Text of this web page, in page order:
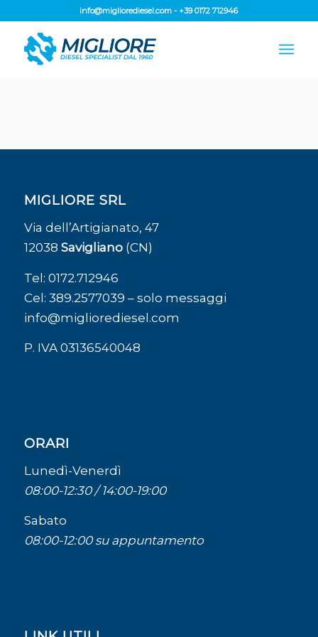
info@migliorediesel.com - +39 0172 712946
MIGLIORE SRL
Via dell’Artigianato, 47
12038 Savigliano(CN)
Tel: 0172.712946
Cel: 389.2577039 – solo messaggi
info@migliorediesel.com
P. IVA 03136540048
ORARI
Lunedì-Venerdì
08:00-12:30 / 14:00-19:00
Sabato
08:00-12:00 su appuntamento